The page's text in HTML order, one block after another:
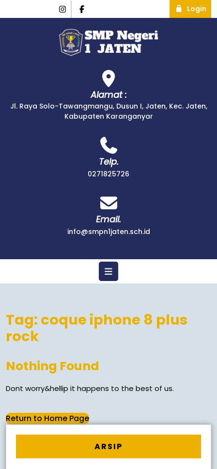
Login
Alamat :
Jl. Raya Solo-Tawangmangu, Dusun I, Jaten, Kec. Jaten,
Kabupaten Karanganyar
Telp.
0271825726
Email.
info@smpn1jaten.sch.id
Tag: coque iphone 8 plus
rock
Nothing Found
Dont worry&hellip it happens to the best of us.
Return to Home Page
ARSIP